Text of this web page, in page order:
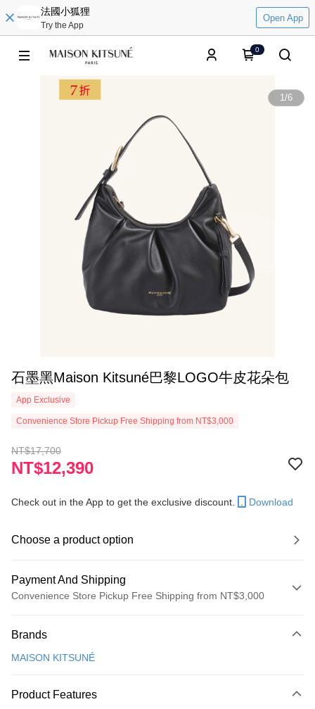
法國小狐狸
Try the App
Open App
0
1/6
石墨黑Maison Kitsuné巴黎LOGO牛皮花朵包
App Exclusive
Convenience Store Pickup Free Shipping from NT$3,000
NT$17,700
NT$12,390
Check out in the App to get the exclusive discount. Download
Choose a product option
Payment And Shipping
Convenience Store Pickup Free Shipping from NT$3,000
Credit Card (Full Payment)
ATM Transfer
Brands
MAISON KITSUNÉ
Product Features